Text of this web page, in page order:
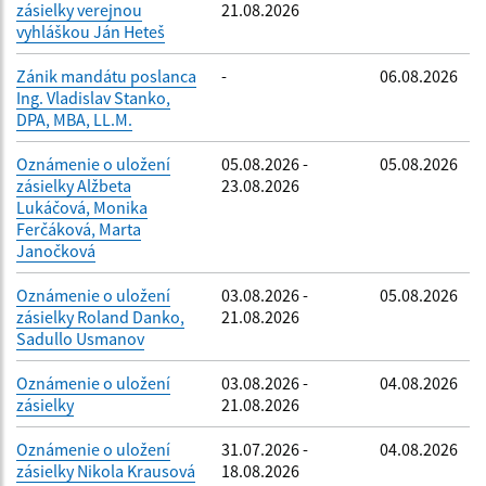
zásielky verejnou
vyhláškou Ján Heteš
21.08.2026
Zánik mandátu poslanca
Ing. Vladislav Stanko,
DPA, MBA, LL.M.
- 06.08.2026
Oznámenie o uložení
zásielky Alžbeta
Lukáčová, Monika
Ferčáková, Marta
Janočková
05.08.2026 -
23.08.2026
05.08.2026
Oznámenie o uložení
zásielky Roland Danko,
Sadullo Usmanov
03.08.2026 -
21.08.2026
05.08.2026
Oznámenie o uložení
zásielky
03.08.2026 -
21.08.2026
04.08.2026
Oznámenie o uložení
zásielky Nikola Krausová
31.07.2026 -
18.08.2026
04.08.2026